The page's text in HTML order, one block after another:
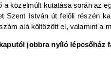
a közelmúlt kutatása során az
Szent István út felőli részén
alá költözött el, valamint a
jobbra nyíló lépcsőház